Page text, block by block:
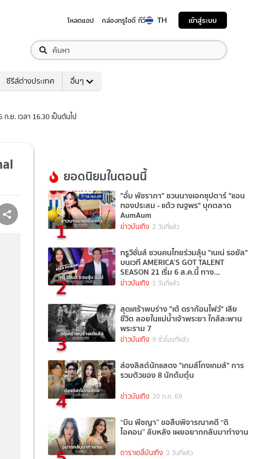
โหลดแอป กล่องทรูไอดี ทีวี TH เข้าสู่ระบบ
ซีรีส์ต่างประเทศ อื่นๆ
.ย. เวลา 16.30 เป็นต้นไป
ยอดนิยมในตอนนี้
1
"อั้ม พัชราภา" ชวนนางเอกซุปตาร์ "แอน
ทองประสม - แต้ว ณฐพร" บุกตลาด
AumAum
ข่าวบันเทิง 2 วันที่แล้ว
2
ทรูวิชั่นส์ ชวนคนไทยร่วมลุ้น "เนเน่ รอยัล"
บนเวที AMERICA’S GOT TALENT
SEASON 21 เริ่ม 6 ส.ค.นี้ ทาง
TrueVisions NOW
ข่าวบันเทิง 1 วันที่แล้ว
3
สุดเศร้าพบร่าง "เต้ ดราก้อนไฟว์" เสีย
ชีวิต ลอยในแม่น้ำเจ้าพระยา ใกล้สะพาน
พระราม 7
ข่าวบันเทิง 9 ชั่วโมงที่แล้ว
4
ส่องลิสต์นักแสดง "เกมส์โกงเกมส์" การ
รวมตัวของ 8 นักต้มตุ๋น
ข่าวบันเทิง 20 ก.ค. 69
“มิน พีชญา” ขอสืบพิจารณาคดี “ดิ
ไอคอน” ลับหลัง เผยอยากกลับมาทำงาน
ดาราเดลี่บันเทิง 3 วันที่แล้ว